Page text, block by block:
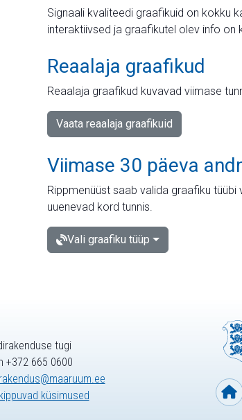
Signaali kvaliteedi graafikuid on kokku
interaktiivsed ja graafikutel olev info on
Reaalaja graafikud
Reaalaja graafikud kuvavad viimase
Vaata reaalaja graafikuid
Viimase 30 päeva
Rippmenüüst saab valida graafiku
uuenevad kord tunnis.
Vali graafiku tüüp
tugi
+372 665 0600
küsimused